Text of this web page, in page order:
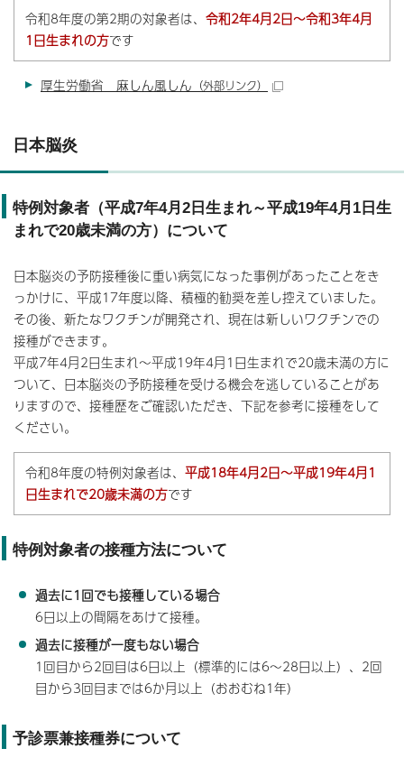
令和8年度の第2期の対象者は、 令和2年4月2日～令和3年4月
1日生まれの方です
厚生労働省 麻しん風しん （外部リンク）
日本脳炎
特例対象者（平成7年4月2日生まれ～平成19年4月1日生
まれで20歳未満の方）について
日本脳炎の予防接種後に重い病気になった事例があったことをき
っかけに、平成17年度以降、積極的勧奨を差し控えていました。
その後、新たなワクチンが開発され、現在は新しいワクチンでの
接種ができます。
平成7年4月2日生まれ～平成19年4月1日生まれで20歳未満の方に
ついて、日本脳炎の予防接種を受ける機会を逃していることがあ
りますので、接種歴をご確認いただき、下記を参考に接種をして
ください。
令和8年度の特例対象者は、 平成18年4月2日～平成19年4月1
日生まれで20歳未満の方です
特例対象者の接種方法について
過去に1回でも接種している場合
6日以上の間隔をあけて接種。
過去に接種が一度もない場合
1回目から2回目は6日以上（標準的には6～28日以上）、2回
目から3回目までは6か月以上（おおむね1年）
予診票兼接種券について